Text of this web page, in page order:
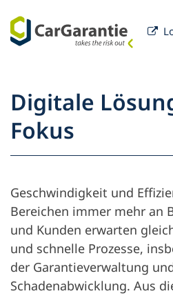
Partner
Majitelé vozů
Servis a
Partner
Firma
Kariéra
Digitale
Fokus
Geschwindigkeit und
Bereichen immer mehr an
und Kunden erwarten
und schnelle Prozesse,
der Garantieverwaltung
Schadenabwicklung. Aus